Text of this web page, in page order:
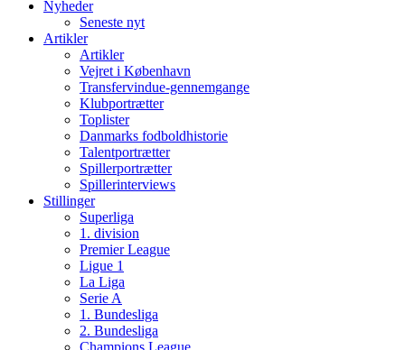
Nyheder
Seneste nyt
Artikler
Artikler
Vejret i København
Transfervindue-gennemgange
Klubportrætter
Toplister
Danmarks fodboldhistorie
Talentportrætter
Spillerportrætter
Spillerinterviews
Stillinger
Superliga
1. division
Premier League
Ligue 1
La Liga
Serie A
1. Bundesliga
2. Bundesliga
Champions League